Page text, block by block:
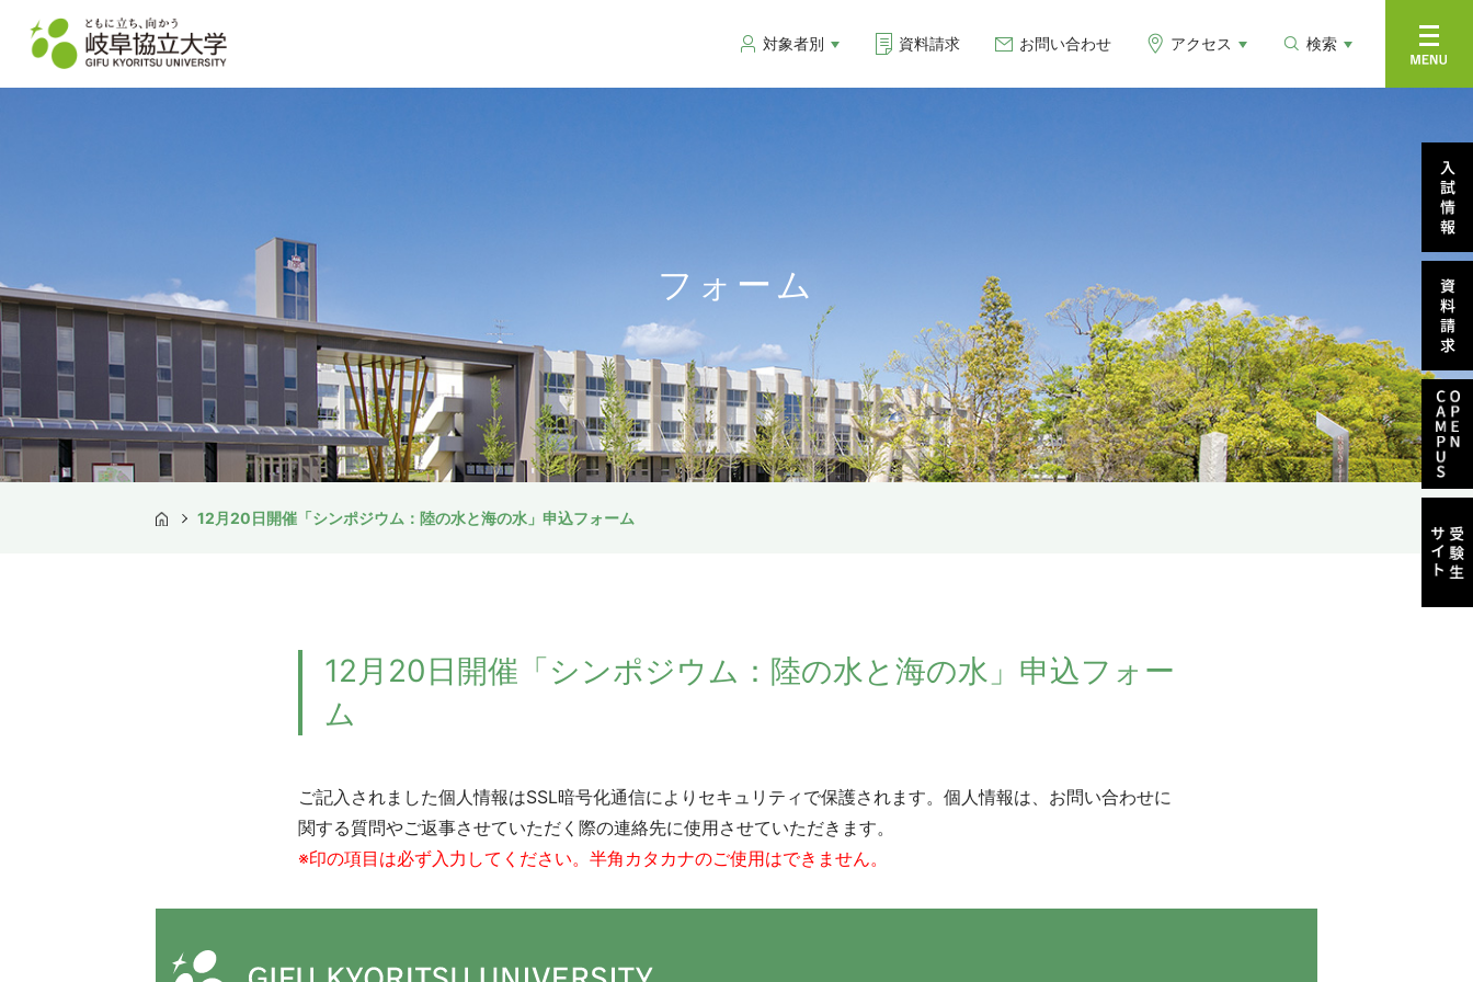
対象者別 資料請求 お問い合わせ アクセス 検索
フォーム
12月20日開催「シンポジウム：陸の水と海の水」申込フォーム
12月20日開催「シンポジウム：陸の水と海の水」申込フォー
ム
ご記入されました個人情報はSSL暗号化通信によりセキュリティで保護されます。個人情報は、お問い合わせに
関する質問やご返事させていただく際の連絡先に使用させていただきます。
※印の項目は必ず入力してください。半角カタカナのご使用はできません。